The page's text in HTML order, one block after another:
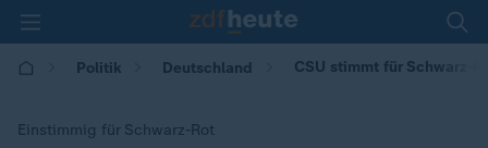
Politik Deutschland CSU stimmt für Schwarz-
Einstimmig für Schwarz-Rot